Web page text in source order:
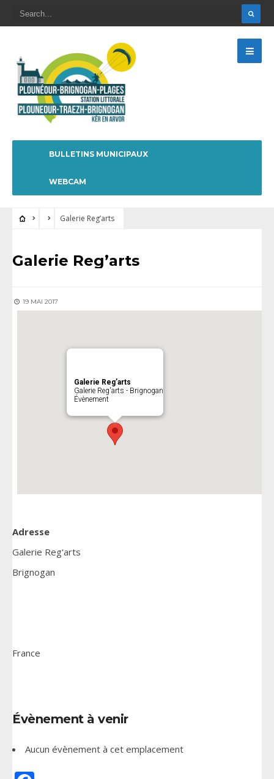
BULLETINS MUNICIPAUX
WEBCAM
Galerie Reg’arts
Galerie Reg’arts
19 MAI 2017
Galerie Reg’arts
Galerie Reg'arts - Brignogan
Évènement
Adresse
Galerie Reg'arts
Brignogan
France
Évènement à venir
Aucun évènement à cet emplacement